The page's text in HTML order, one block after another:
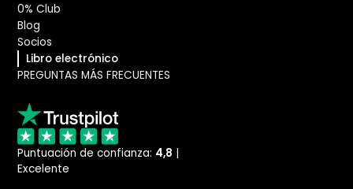
0% Club
Blog
Socios
Libro electrónico
PREGUNTAS MÁS FRECUENTES
Puntuación de confianza: 4,8 |
Excelente